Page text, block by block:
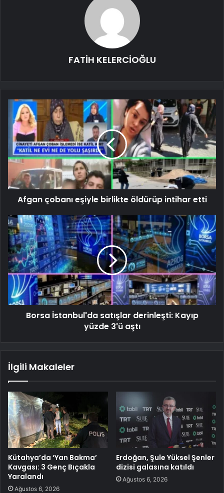
FATİH KELERCİOĞLU
Afgan çobanı eşiyle birlikte öldürüp intihar etti
Borsa İstanbul'da satışlar derinleşti: Kayıp
yüzde 3'ü aştı
İlgili Makaleler
Kütahya’da ‘Yan Bakma’
Kavgası: 3 Genç Bıçakla
Yaralandı
Ağustos 6, 2026
Erdoğan, Şule Yüksel Şenler
dizisi galasına katıldı
Ağustos 6, 2026